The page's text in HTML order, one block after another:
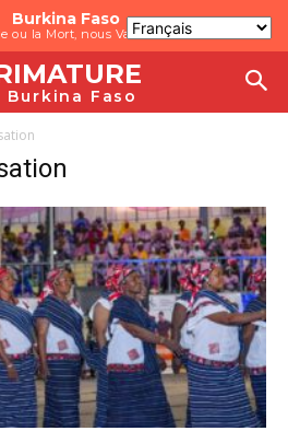
Burkina Faso
ou la Mort, nous Vaincrons
Burkina Faso